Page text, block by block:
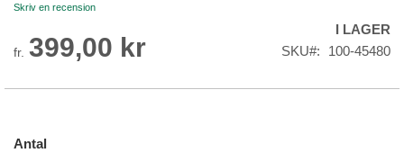
of
images
Skriv en recension
fr. 399,00 kr
I LAGER
SKU
100-45480
Antal